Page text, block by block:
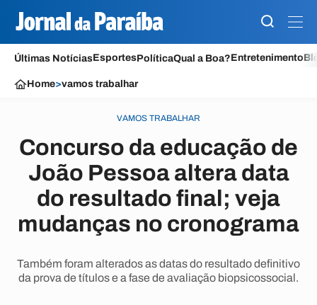
Últimas NotíciasEsportesPolíticaQual a Boa?Entretenimento
Home>vamos trabalhar
VAMOS TRABALHAR
Concurso da educação de
João Pessoa altera data
do resultado final; veja
mudanças no cronograma
Também foram alterados as datas do resultado definitivo
da prova de títulos e a fase de avaliação biopsicossocial.